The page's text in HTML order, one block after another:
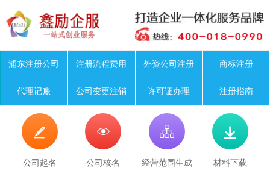
浦东注册公司 注册流程费用 外资公司注册 商标注册
代理记账 公司变更注销 许可证办理 注册指南

公司起名

公司核名

经营范围生成

材料下载